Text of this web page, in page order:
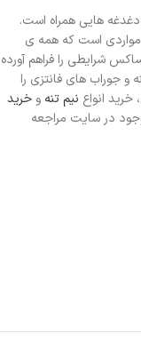
هایی همراه است.
مواردی است که همه ی
شرایطی را فراهم آورده
و جوراب های فانتزی را
، خرید انواع نیم تنه و خرید
در سایت مراجعه